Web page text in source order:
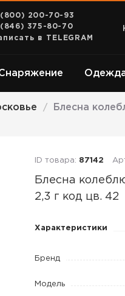
(800) 200-70-93
(846) 375-80-70
в TELEGRAM
/ Блесна
ID товара: 87142
Блесна
2,3 г код цв. 42
Блесна
2,3
Характеристики
Бренд
Модель